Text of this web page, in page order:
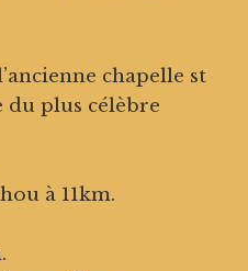
chapelle st
du plus célèbre
à 11km.